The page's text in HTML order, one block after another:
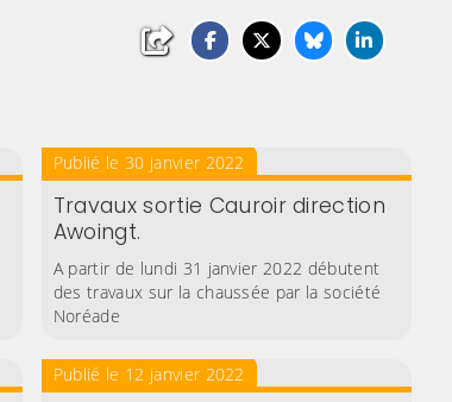
Publié le 30 janvier 2022
Travaux sortie Cauroir direction
Awoingt.
A partir de lundi 31 janvier 2022 débutent
des travaux sur la chaussée par la société
Noréade
Publié le 12 janvier 2022